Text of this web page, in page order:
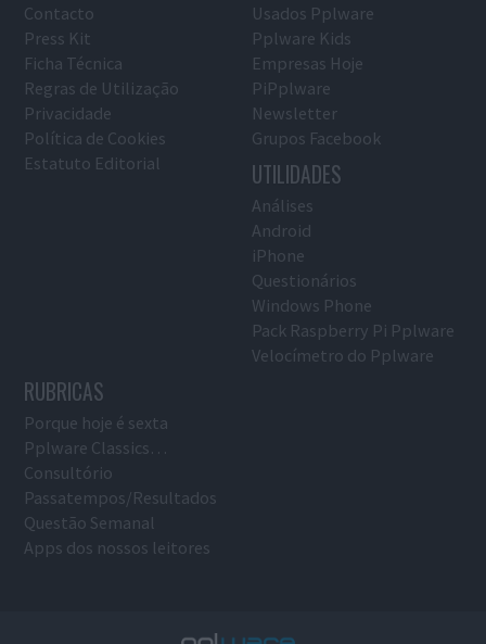
Contacto
Press Kit
Ficha Técnica
Regras de Utilização
Privacidade
Política de Cookies
Estatuto Editorial
Usados Pplware
Pplware Kids
Empresas Hoje
PiPplware
Newsletter
Grupos Facebook
UTILIDADES
Análises
Android
iPhone
Questionários
Windows Phone
Pack Raspberry Pi Pplware
Velocímetro do Pplware
RUBRICAS
Porque hoje é sexta
Pplware Classics…
Consultório
Passatempos/Resultados
Questão Semanal
Apps dos nossos leitores